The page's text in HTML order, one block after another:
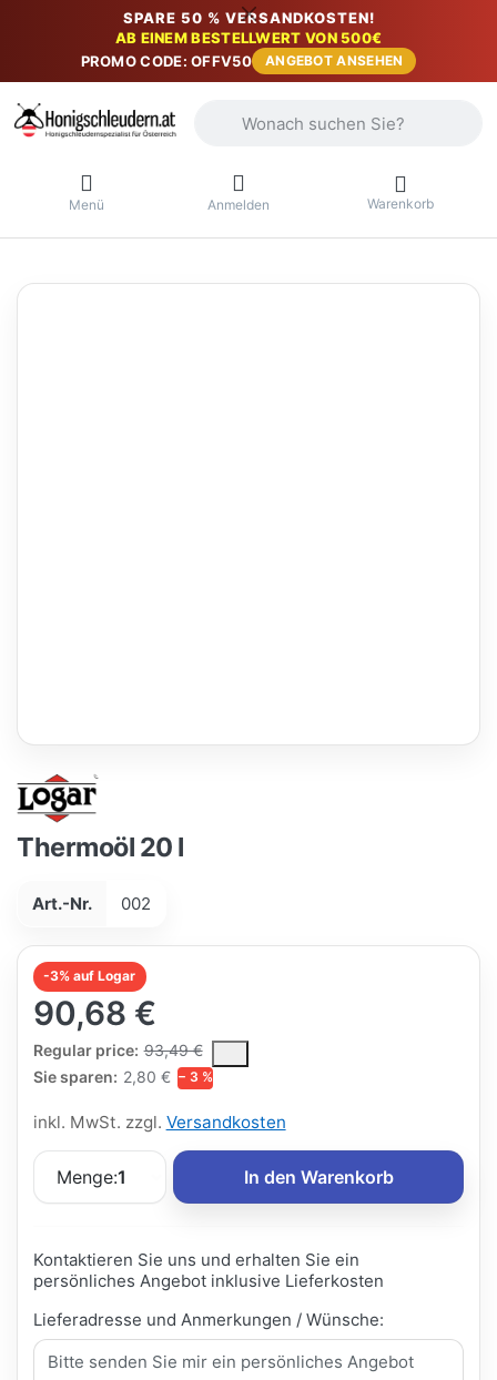
SPARE 50 % VERSANDKOSTEN!
AB EINEM BESTELLWERT VON 500€
PROMO CODE: OFFV50
ANGEBOT ANSEHEN
Menü Anmelden Warenkorb
Thermoöl 20 l
Art.-Nr. 002
-3% auf Logar
90,68 €
Regular price: 93,49 €
The Regular Price is the median selling price paid by
Sie sparen: 2,80 € − 3 %
inkl. MwSt. zzgl. Versandkosten
Menge:1 In den Warenkorb
Kontaktieren Sie uns und erhalten Sie ein
persönliches Angebot inklusive Lieferkosten
Lieferadresse und Anmerkungen / Wünsche: